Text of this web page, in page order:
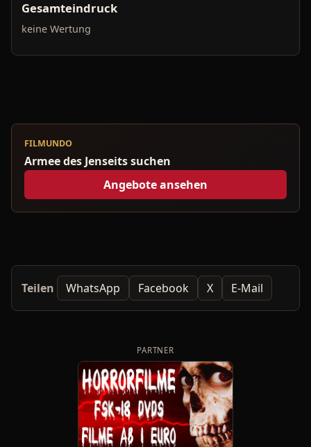
Gesamteindruck
keine Wertung
FILMUNDO
Armee des Jenseits suchen
Angebote ansehen
Teilen WhatsApp Facebook X E-Mail
PARTNER